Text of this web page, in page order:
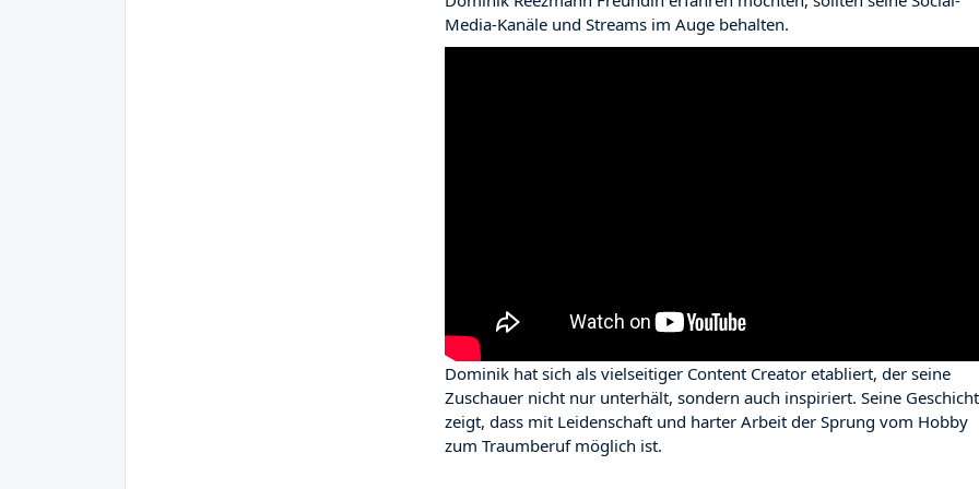
Media-Kanäle und Streams im Auge behalten.
Dominik hat sich als vielseitiger Content Creator etabliert, der seine
Zuschauer nicht nur unterhält, sondern auch inspiriert. Seine
zeigt, dass mit Leidenschaft und harter Arbeit der Sprung vom Hobby
zum Traumberuf möglich ist.